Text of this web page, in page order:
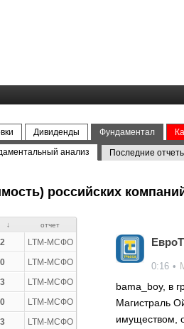
Дивиденды Фундаментал
анализ Последние
российских
отчет
LTM-МСФО
LTM-МСФО
LTM-МСФО
LTM-МСФО
LTM-МСФО
0:16 •
bama_boy, в
Магистраль
имуществом,